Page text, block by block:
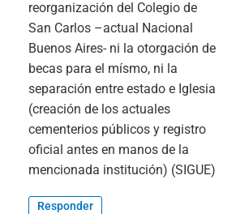
reorganización del Colegio de
San Carlos –actual Nacional
Buenos Aires- ni la otorgación de
becas para el mísmo, ni la
separación entre estado e Iglesia
(creación de los actuales
cementerios públicos y registro
oficial antes en manos de la
mencionada institución) (SIGUE)
Responder